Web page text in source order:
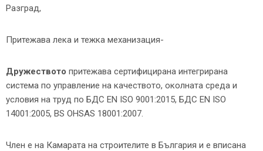
Разград,
Притежава лека и тежка механизация-
Дружеството притежава сертифицирана интегрирана
система по управление на качеството, околната среда и
условия на труд по БДС EN ISO 9001:2015, БДС EN ISO
14001:2005, BS OHSAS 18001:2007.
Член е на Камарата на строителите в България и е вписана